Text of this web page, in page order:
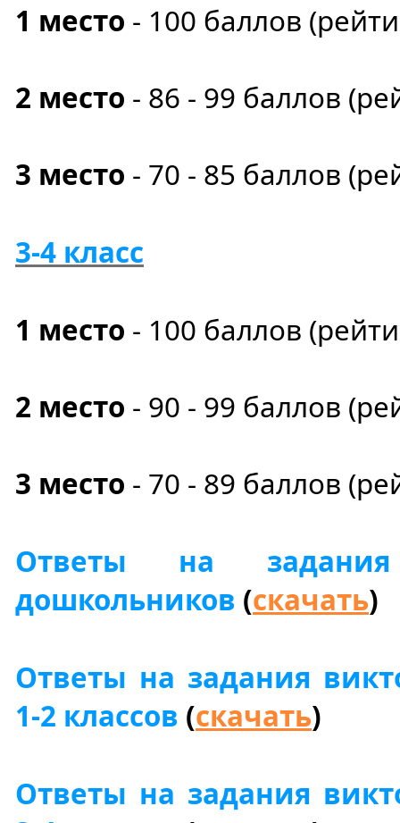
1 место - 100 баллов
2 место - 86 - 99 баллов
3 место - 70 - 85 баллов
3-4 класс
1 место - 100 баллов
2 место - 90 - 99 баллов
3 место - 70 - 89 баллов
Ответы на
дошкольников (скачать)
Ответы на задания
1-2 классов (скачать)
Ответы на задания